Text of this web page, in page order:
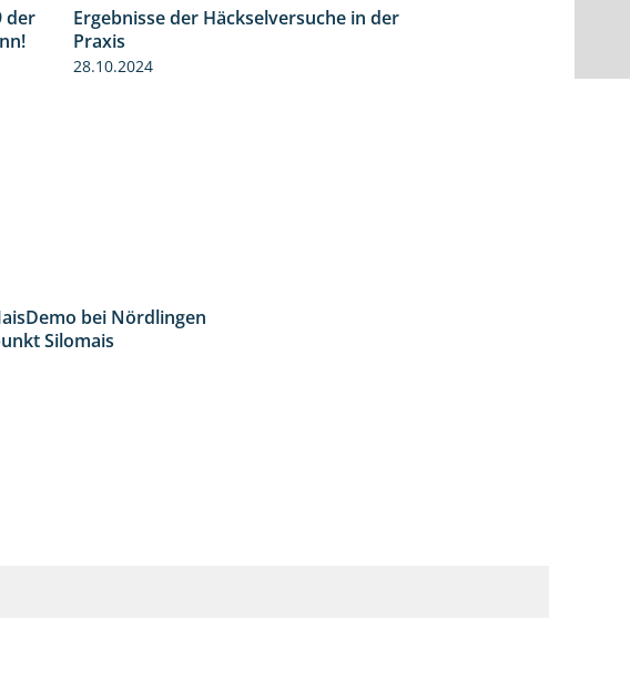
1:43
der
Ergebnisse der Häckselversuche in der
Praxis
28.10.2024
10:51
bei Nördlingen
Silomais